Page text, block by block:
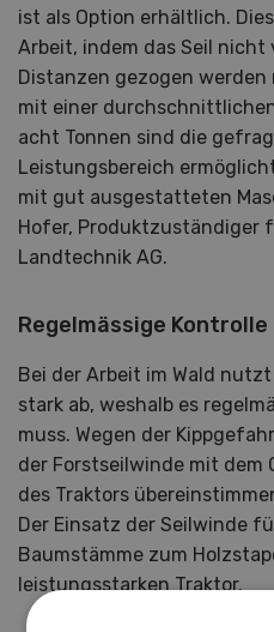
ist als Option erhältlich.
Arbeit, indem das Seil nicht
Distanzen gezogen werden
mit einer
acht Tonnen sind die
Leistungsbereich
mit gut ausgestatteten
Hofer, Produktzuständiger
Landtechnik AG.
Regelmässige Kontrolle
Bei der Arbeit im Wald
stark ab, weshalb es
muss. Wegen der
der Forstseilwinde mit dem
des Traktors
Der Einsatz der Seilwinde
Baumstämme zum
leistungsstarken Traktor.